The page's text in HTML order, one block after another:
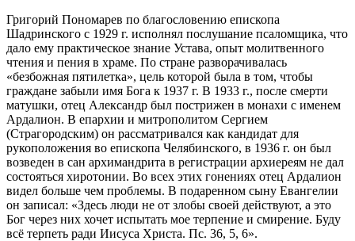
Григорий Пономарев по благословению епископа
Шадринского с 1929 г. исполнял послушание псаломщика, что
дало ему практическое знание Устава, опыт молитвенного
чтения и пения в храме. По стране разворачивалась
«безбожная пятилетка», цель которой была в том, чтобы
граждане забыли имя Бога к 1937 г. В 1933 г., после смерти
матушки, отец Александр был пострижен в монахи с именем
Ардалион. В епархии и митрополитом Сергием
(Страгородским) он рассматривался как кандидат для
рукоположения во епископа Челябинского, в 1936 г. он был
возведен в сан архимандрита в регистрации архиереям не дал
состояться хиротонии. Во всех этих гонениях отец Ардалион
видел больше чем проблемы. В подаренном сыну Евангелии
он записал: «Здесь люди не от злобы своей действуют, а это
Бог через них хочет испытать мое терпение и смирение. Буду
всё терпеть ради Иисуса Христа. Пс. 36, 5, 6».